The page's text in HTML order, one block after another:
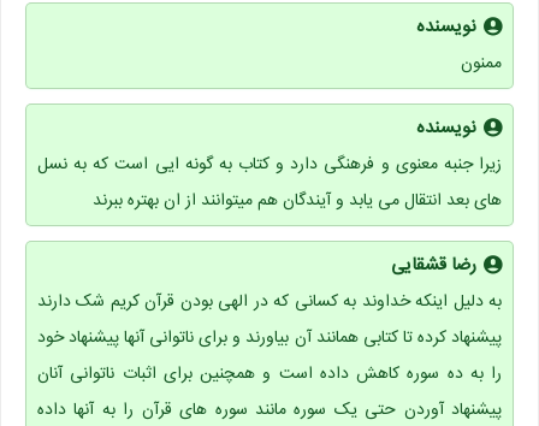
نویسنده
ممنون
نویسنده
زیرا جنبه معنوی و فرهنگی دارد و کتاب به گونه ایی است که به نسل
های بعد انتقال می یابد و آیندگان هم میتوانند از ان بهتره ببرند
رضا قشقایی
به دلیل اینکه خداوند به کسانی که در الهی بودن قرآن کریم شک دارند
پیشنهاد کرده تا کتابی همانند آن بیاورند و برای ناتوانی آنها پیشنهاد خود
را به ده سوره کاهش داده است و همچنین برای اثبات ناتوانی آنان
پیشنهاد آوردن حتی یک سوره مانند سوره های قرآن را به آنها داده